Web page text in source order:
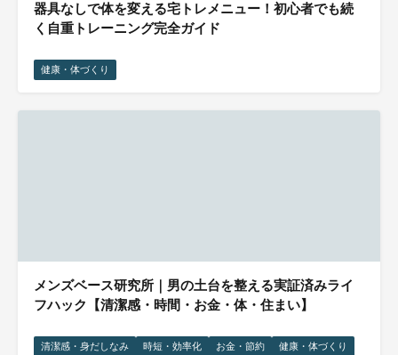
器具なしで体を変える宅トレメニュー！初心者でも続
く自重トレーニング完全ガイド
健康・体づくり
メンズベース研究所｜男の土台を整える実証済みライ
フハック【清潔感・時間・お金・体・住まい】
清潔感・身だしなみ 時短・効率化 お金・節約
健康・体づくり